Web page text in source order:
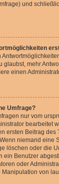
und
glaubst, mehr
einen
Umfrage?
nur vom
bearbeitet
ersten Beitrag des
niemand eine
löschen oder die
ein Benutzer
oder
von